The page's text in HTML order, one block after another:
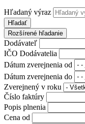
Hľadaný výraz
Hľadať
Rozšírené hľadanie
Dodávateľ
IČO Dodávatelia
Dátum zverejnenia od
Dátum zverejnenia do
Zverejnený v roku
Číslo faktúry
Popis plnenia
Cena od